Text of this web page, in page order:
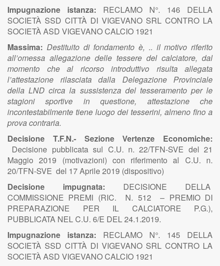
Impugnazione istanza: RECLAMO N°. 146 DELLA
SOCIETÀ SSD CITTÀ DI VIGEVANO SRL CONTRO LA
SOCIETÀ ASD VIGEVANO CALCIO 1921
Massima: Destituito di fondamento è, .. il motivo riferito
all’omessa allegazione delle tessere del calciatore, dal
momento che al ricorso introduttivo risulta allegata
l’attestazione rilasciata dalla Delegazione Provinciale
della LND circa la sussistenza del tesseramento per le
stagioni sportive in questione, attestazione che
incontestabilmente tiene luogo dei tesserini, almeno fino a
prova contraria.
Decisione T.F.N.- Sezione Vertenze Economiche:
Decisione pubblicata sul C.U. n. 22/TFN-SVE del 21
Maggio 2019 (motivazioni) con riferimento al C.U. n.
20/TFN-SVE del 17 Aprile 2019 (dispositivo)
Decisione impugnata: DECISIONE DELLA
COMMISSIONE PREMI (RIC. N. 512 – PREMIO DI
PREPARAZIONE PER IL CALCIATORE P.G.),
PUBBLICATA NEL C.U. 6/E DEL 24.1.2019.
Impugnazione istanza: RECLAMO N°. 145 DELLA
SOCIETÀ SSD CITTÀ DI VIGEVANO SRL CONTRO LA
SOCIETÀ ASD VIGEVANO CALCIO 1921